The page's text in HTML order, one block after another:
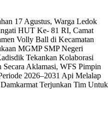
17 Agustus, Warga Ledok
HUT Ke- 81 RI, Camat
Volly Ball di Kecamatan
MGMP SMP Negeri
Tekankan Kolaborasi
Secara Aklamasi, WFS Pimpin
2026–2031 Api Melalap
Terjunkan Tim Untuk